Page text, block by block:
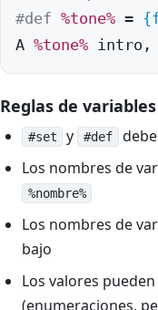
#def %tone% =
A %tone% intro,
Reglas de variables
#set y #def
Los nombres de
%nombre%
Los nombres de
bajo
Los valores
(enumeraciones,